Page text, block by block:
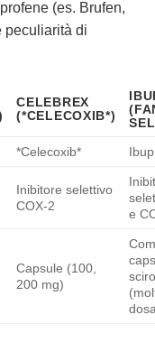
(es. Brufen,
peculiarità di
CELEBREX
(*CELECOXIB*)
*Celecoxib*
Inibitore selettivo
COX-2
e
Capsule (100,
200 mg)